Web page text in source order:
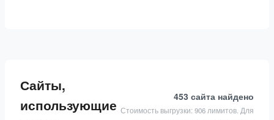
Сайты,
использующие
453 сайта найдено
Стоимость выгрузки: 906 лимитов. Для